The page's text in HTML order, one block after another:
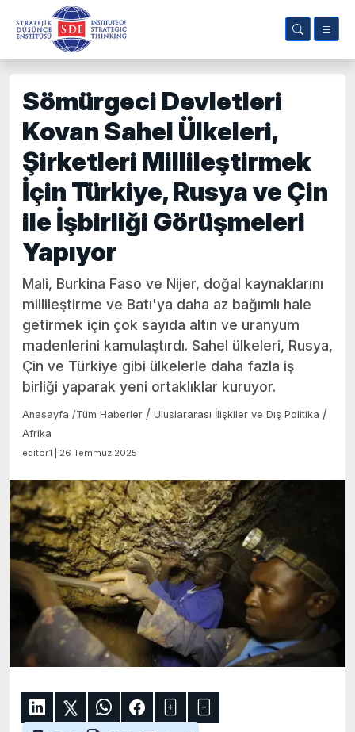
Sömürgeci Devletleri
Kovan Sahel Ülkeleri,
Şirketleri Millileştirmek
İçin Türkiye, Rusya ve Çin
ile İşbirliği Görüşmeleri
Yapıyor
Mali, Burkina Faso ve Nijer, doğal kaynaklarını
millileştirme ve Batı'ya daha az bağımlı hale
getirmek için çok sayıda altın ve uranyum
madenlerini kamulaştırdı. Sahel ülkeleri, Rusya,
Çin ve Türkiye gibi ülkelerle daha fazla iş
birliği yaparak yeni ortaklıklar kuruyor.
Anasayfa /Tüm Haberler / Uluslararası İlişkiler ve Dış Politika /
Afrika
editör1 | 26 Temmuz 2025